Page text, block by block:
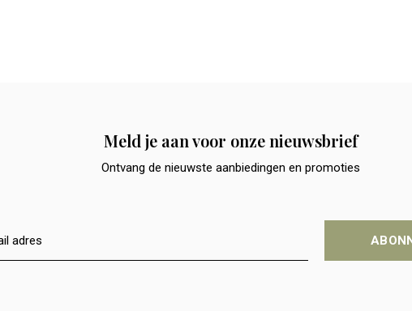
Meld je aan voor onze nieuwsbrief
Ontvang de nieuwste aanbiedingen en promoties